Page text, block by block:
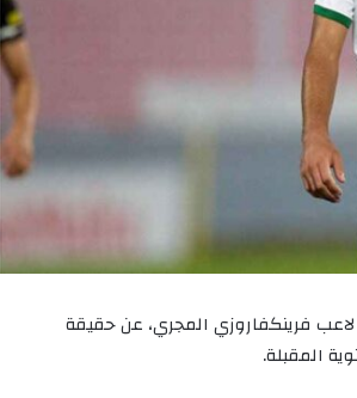
فرينكفاروزي المجري، عن حقيقة
المقبلة.